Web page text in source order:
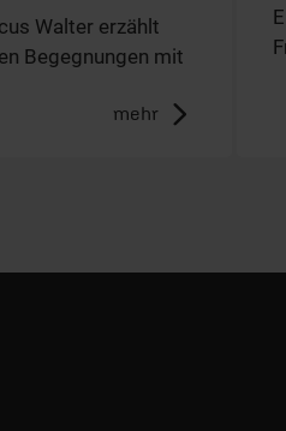
Walter erzählt
Begegnungen mit
mehr